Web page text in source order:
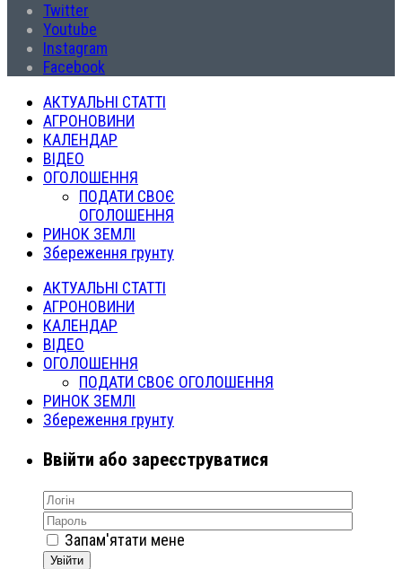
Twitter
Youtube
Instagram
Facebook
АКТУАЛЬНІ СТАТТІ
АГРОНОВИНИ
КАЛЕНДАР
ВІДЕО
ОГОЛОШЕННЯ
ПОДАТИ СВОЄ
ОГОЛОШЕННЯ
РИНОК ЗЕМЛІ
Збереження грунту
АКТУАЛЬНІ СТАТТІ
АГРОНОВИНИ
КАЛЕНДАР
ВІДЕО
ОГОЛОШЕННЯ
ПОДАТИ СВОЄ ОГОЛОШЕННЯ
РИНОК ЗЕМЛІ
Збереження грунту
Ввійти або зареєструватися
Запам'ятати мене
Увійти